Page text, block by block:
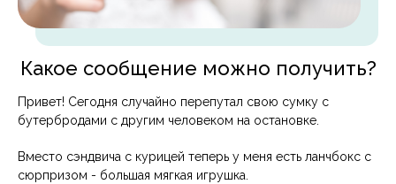
Какое сообщение можно получить?
Привет! Сегодня случайно перепутал свою сумку с
бутербродами с другим человеком на остановке.
Вместо сэндвича с курицей теперь у меня есть ланчбокс с
сюрпризом - большая мягкая игрушка.